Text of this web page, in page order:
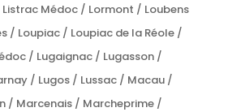
Listrac Médoc / Lormont / Loubens
/ Loupiac / Loupiac de la Réole /
/ Lugaignac / Lugasson /
/ Lugos / Lussac / Macau /
/ Marcenais / Marcheprime /